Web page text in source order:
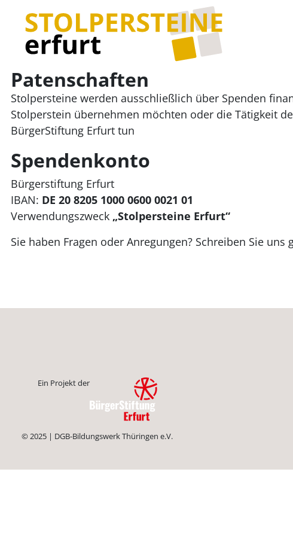
Patenschaften
Stolpersteine werden ausschließlich über Spenden
Stolperstein übernehmen möchten oder die Tätigkeit
BürgerStiftung Erfurt tun
Spendenkonto
Bürgerstiftung Erfurt
IBAN: DE 20 8205 1000 0600 0021 01
Verwendungszweck „Stolpersteine Erfurt“
Sie haben Fragen oder Anregungen? Schreiben Sie uns
Ein Projekt der
© 2025 | DGB-Bildungswerk Thüringen e.V.